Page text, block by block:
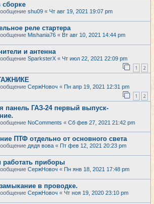
shu09 « Чт авг 19, 2021 19:07 pm
реле стартера
Mishania76 « Вт авг 10, 2021 14:44 pm
и антенна
SparksterX « Чт июл 22, 2021 22:09 pm
1 2
СержНовоч « Пн апр 19, 2021 12:31 pm
1 2
панель ГАЗ-24 первый выпуск-
NoComments « Сб фев 27, 2021 21:42 pm
ПТФ отдельно от основного света
дядя вова « Пт фев 12, 2021 20:23 pm
работать приборы
СержНовоч « Пн янв 18, 2021 17:48 pm
в проводке.
СержНовоч « Чт ноя 19, 2020 23:10 pm